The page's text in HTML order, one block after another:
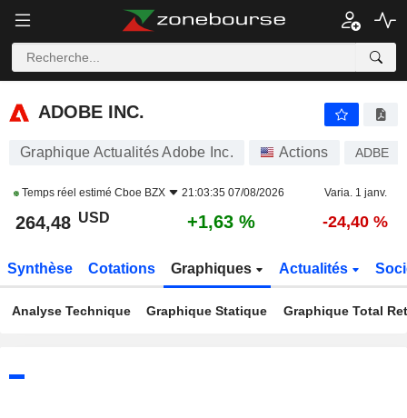
ADOBE INC.
ADOBE INC.
Graphique Actualités Adobe Inc. Actions ADBE
Temps réel estimé Cboe BZX 21:03:35 07/08/2026 Varia. 1 janv.
264,48 USD +1,63 % -24,40 %
Synthèse Cotations Graphiques Actualités
Analyse Technique Graphique Statique Graphique Total